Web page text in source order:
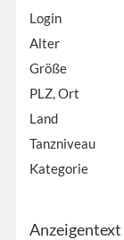
Login
Alter
Größe
PLZ, Ort
Land
Tanzniveau
Kategorie
Anzeigentext